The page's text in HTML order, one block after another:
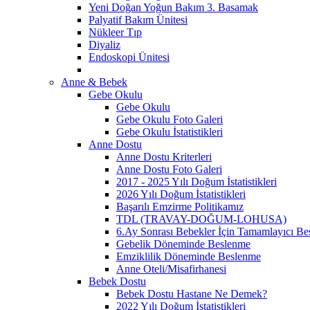
Yeni Doğan Yoğun Bakım 3. Basamak
Palyatif Bakım Ünitesi
Nükleer Tıp
Diyaliz
Endoskopi Ünitesi
Anne & Bebek
Gebe Okulu
Gebe Okulu
Gebe Okulu Foto Galeri
Gebe Okulu İstatistikleri
Anne Dostu
Anne Dostu Kriterleri
Anne Dostu Foto Galeri
2017 - 2025 Yılı Doğum İstatistikleri
2026 Yılı Doğum İstatistikleri
Başarılı Emzirme Politikamız
TDL (TRAVAY-DOĞUM-LOHUSA)
6.Ay Sonrası Bebekler İçin Tamamlayıcı
Gebelik Döneminde Beslenme
Emziklilik Döneminde Beslenme
Anne Oteli/Misafirhanesi
Bebek Dostu
Bebek Dostu Hastane Ne Demek?
2022 Yılı Doğum İstatistikleri